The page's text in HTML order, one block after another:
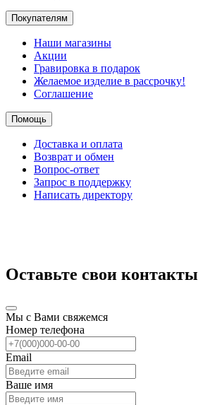
Покупателям
Наши магазины
Акции
Гравировка в подарок
Желаемое изделие в рассрочку!
Соглашение
Помощь
Доставка и оплата
Возврат и обмен
Вопрос-ответ
Запрос в поддержку
Написать директору
Оставьте свои контакты
Мы с Вами свяжемся
Номер телефона
Email
Ваше имя